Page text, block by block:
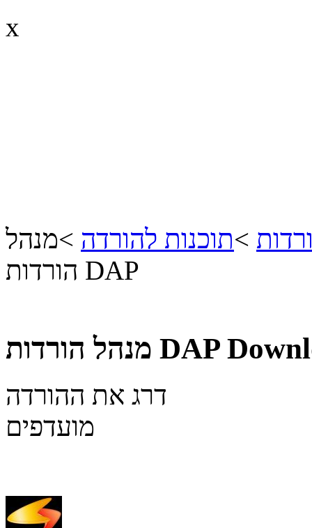
x
>תוכנות להורדה >מנהל
הורדות DAP
מנהל הורדות DAP
דרג את ההורדה
מועדפים